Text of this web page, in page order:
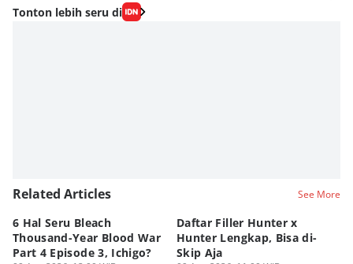
Editor
Nadia Agatha Pramesthi
Tonton lebih seru di
Related Articles See More
6 Hal Seru Bleach
Thousand-Year Blood War
Part 4 Episode 3, Ichigo?
Daftar Filler Hunter x
Hunter Lengkap, Bisa di-
Skip Aja